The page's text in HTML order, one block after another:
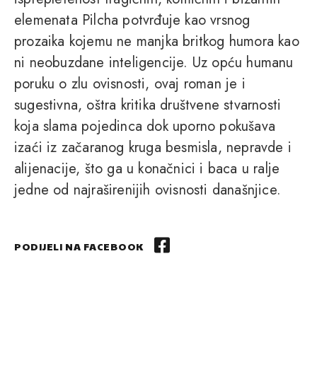
elemenata Pilcha potvrđuje kao vrsnog
prozaika kojemu ne manjka britkog humora kao
ni neobuzdane inteligencije. Uz opću humanu
poruku o zlu ovisnosti, ovaj roman je i
sugestivna, oštra kritika društvene stvarnosti
koja slama pojedinca dok uporno pokušava
izaći iz začaranog kruga besmisla, nepravde i
alijenacije, što ga u konačnici i baca u ralje
jedne od najraširenijih ovisnosti današnjice.
PODIJELI NA FACEBOOK